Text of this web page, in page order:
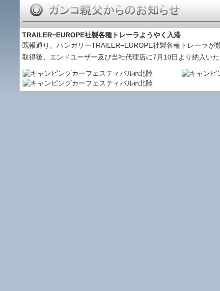
TRAILER−EUROPE社製各種トレーラようやく入港
既報通り、ハンガリーTRAILER−EUROPE社製各種トレーラ
取得後、エンドユーザー及び当社代理店に7月10日より納入い